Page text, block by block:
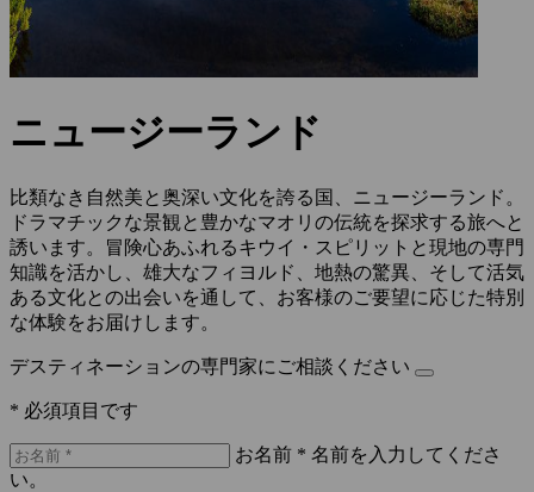
ニュージーランド
比類なき自然美と奥深い文化を誇る国、ニュージーランド。
ドラマチックな景観と豊かなマオリの伝統を探求する旅へと
誘います。冒険心あふれるキウイ・スピリットと現地の専門
知識を活かし、雄大なフィヨルド、地熱の驚異、そして活気
ある文化との出会いを通して、お客様のご要望に応じた特別
な体験をお届けします。
デスティネーションの専門家にご相談ください
* 必須項目です
お名前 * 名前を入力してくださ
い。